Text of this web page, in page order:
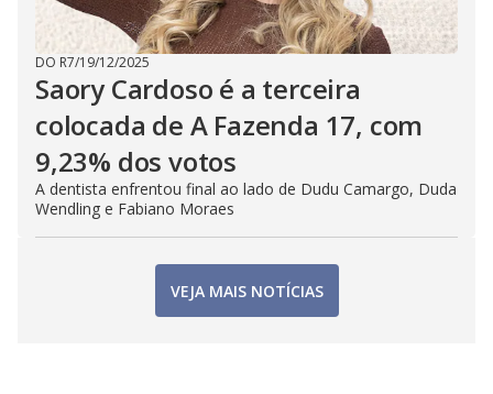
DO R7/19/12/2025
Saory Cardoso é a terceira
colocada de A Fazenda 17, com
9,23% dos votos
A dentista enfrentou final ao lado de Dudu Camargo, Duda
Wendling e Fabiano Moraes
VEJA MAIS NOTÍCIAS